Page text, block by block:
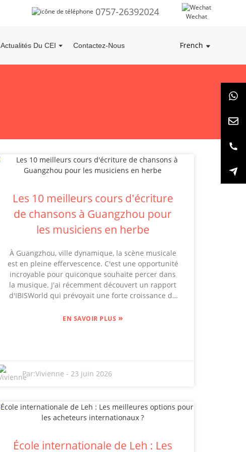
0757-26392024 Wechat
Actualités Du CEI Contactez-Nous French
Les 10 meilleurs cours d'écriture
de chansons à Guangzhou pour
les musiciens en herbe
À Guangzhou, ville dynamique, la scène musicale
est en pleine effervescence. C'est une opportunité
incroyable pour quiconque souhaite percer dans
la musique. J'ai récemment découvert un rapport
d'IBISWorld qui prévoyait une forte croissance du
non ? Cela montre à quel point de plus en plus de
chansons pourrait bien changer la donne.
Plusieurs structures locales, comme The Music
réalistes : de nombreux auteurs-compositeurs en
herbe se heurtent au même obstacle : trouver un
talent. Des études montrent qu'un apprentissage
EN SAVOIR PLUS »
Par:Vivienne - 23 juin 2026
École internationale de Leh : Les